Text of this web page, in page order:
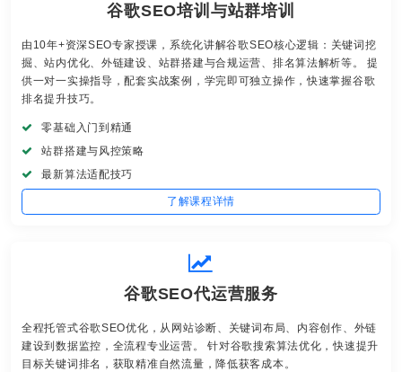
谷歌SEO培训与站群培训
由10年+资深SEO专家授课，系统化讲解谷歌SEO核心逻辑：关键词挖
掘、站内优化、外链建设、站群搭建与合规运营、排名算法解析等。 提
供一对一实操指导，配套实战案例，学完即可独立操作，快速掌握谷歌
排名提升技巧。
零基础入门到精通
站群搭建与风控策略
最新算法适配技巧
了解课程详情
谷歌SEO代运营服务
全程托管式谷歌SEO优化，从网站诊断、关键词布局、内容创作、外链
建设到数据监控，全流程专业运营。 针对谷歌搜索算法优化，快速提升
目标关键词排名，获取精准自然流量，降低获客成本。